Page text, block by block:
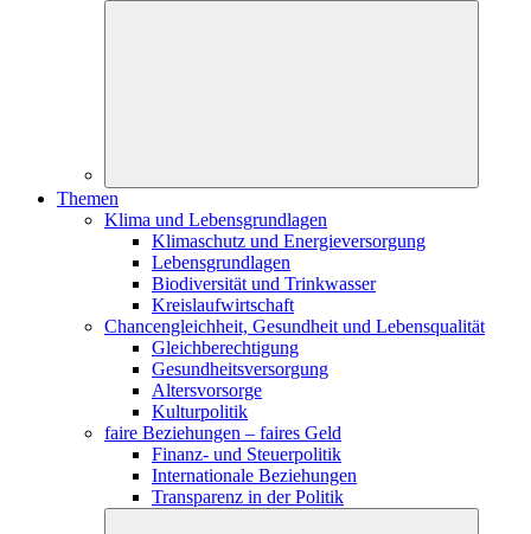
Themen
Klima und Lebensgrundlagen
Klimaschutz und Energieversorgung
Lebensgrundlagen
Biodiversität und Trinkwasser
Kreislaufwirtschaft
Chancengleichheit, Gesundheit und Lebensqualität
Gleichberechtigung
Gesundheitsversorgung
Altersvorsorge
Kulturpolitik
faire Beziehungen – faires Geld
Finanz- und Steuerpolitik
Internationale Beziehungen
Transparenz in der Politik